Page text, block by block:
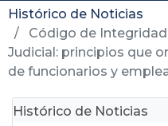
Histórico de Noticias
Código de
Judicial: principios que
de funcionarios y
Histórico de Noticias